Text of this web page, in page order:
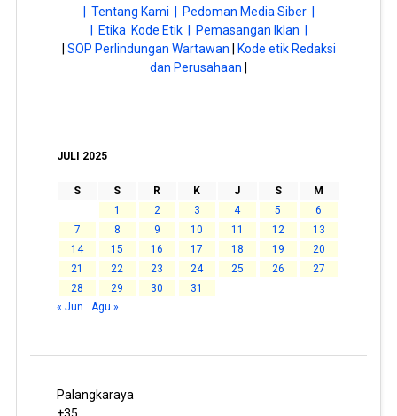
| Tentang Kami | Pedoman Media Siber |
| Etika Kode Etik | Pemasangan Iklan |
| SOP Perlindungan Wartawan | Kode etik Redaksi
dan Perusahaan |
JULI 2025
S S R K J S
M
1
2 3 4 5
6
7
8 9 10 11 12
13
14
15 16 17 18 19
20
21
22 23 24 25 26
27
28
29 30
31
« Jun
Agu »
Palangkaraya
+35